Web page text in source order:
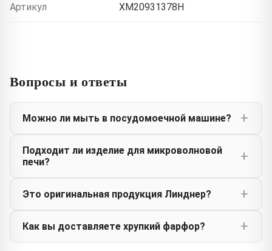
Артикул XM20931378H
Вопросы и ответы
Можно ли мыть в посудомоечной машине?
Подходит ли изделие для микроволновой
печи?
Это оригинальная продукция Линднер?
Как вы доставляете хрупкий фарфор?